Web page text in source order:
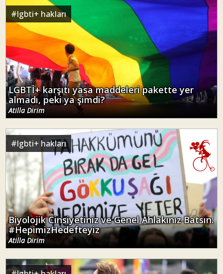
#lgbti+ hakları
LGBTİ+ karşıtı yasa maddeleri pakette yer
almadı, peki ya şimdi?
Atilla Dirim
#lgbti+ hakları
Biyolojik Cinsiyetiniz ve Genel Ahlakınız Batsın:
#HepimizHedefteyiz
Atilla Dirim